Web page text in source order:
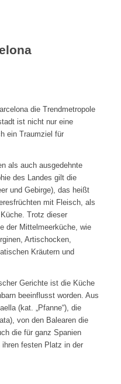
die Trendmetropole
ist nicht nur eine
ein Traumziel für
als auch ausgedehnte
des Landes gilt die
und Gebirge), das heißt
mit Fleisch, als
Trotz dieser
der Mittelmeerküche, wie
Artischocken,
Kräutern und
Gerichte ist die Küche
beeinflusst worden. Aus
(kat. „Pfanne“), die
von den Balearen die
die für ganz Spanien
festen Platz in der